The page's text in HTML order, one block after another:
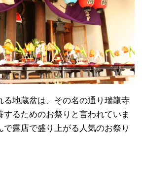
る地蔵盆は、その名の通り瑞龍寺
るためのお祭りと言われていま
露店で盛り上がる人気のお祭り